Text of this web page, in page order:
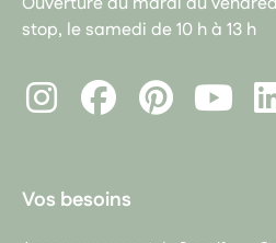
stop, le samedi de 10 h à 13 h
InstagramFacebookPinterest
Vos besoins